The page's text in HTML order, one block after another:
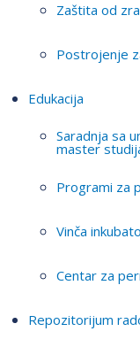
Zaštita od
Postrojenje
Edukacija
Saradnja sa
master
Programi za
Vinča
Centar za
Repozitorijum